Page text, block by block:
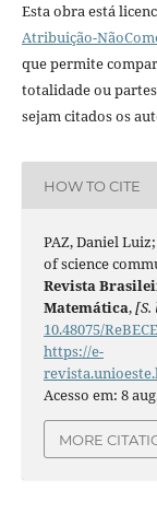
Esta obra está
Atribuição-
que permite
totalidade ou
sejam citados os
HOW TO CITE
PAZ, Daniel
of science
Revista
Matemática,[S.
10.48075/
https://e-
Acesso em: 8
MORE